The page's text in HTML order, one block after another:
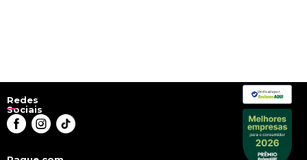
Redes
Sociais
Verificada por